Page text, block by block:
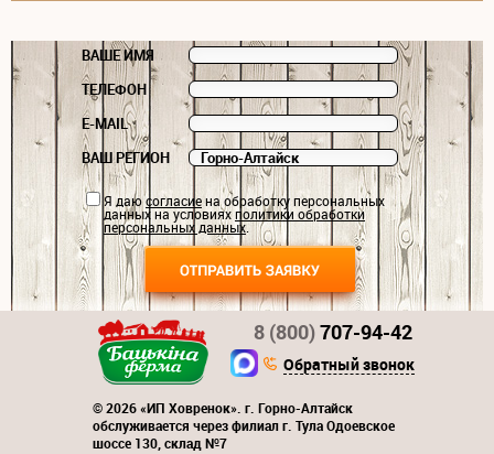
ВАШЕ ИМЯ
ТЕЛЕФОН
E-MAIL
ВАШ РЕГИОН
Я даюсогласиена обработку персональных
данных на условияхполитики обработки
персональных данных.
© 2026 «ИП Ховренок». г. Горно-Алтайск
обслуживается через филиал г. Тула Одоевское
шоссе 130, склад №7
8 (800)707-94-42
Обратный звонок